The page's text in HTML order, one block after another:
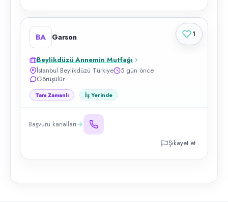
BA Garson
Beylikdüzü Annemin Mutfağı
İstanbul Beylikdüzü Türkiye
5 gün önce
Görüşülür
Tam Zamanlı İş Yerinde
Başvuru kanalları
Şikayet et
1